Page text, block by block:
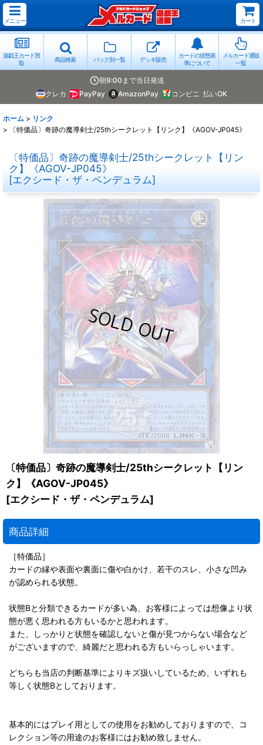
メニュー カート
遊戯王カード買
取
商品検索 パック別一覧 デッキ販売
カードの状態基
準について
メルカード通販
一覧
朝9:00まで当日発送
クレカ
PayPay AmazonPay コンビニ 払いOK
ホーム > リンク
>
〔特価品〕奇跡の魔導剣士/25thシークレット【リンク】《AGOV-JP045》
〔特価品〕奇跡の魔導剣士/25thシークレット【リン
ク】《AGOV-JP045》
[エクシード・ザ・ペンデュラム]
〔特価品〕奇跡の魔導剣士/25thシークレット【リン
ク】《AGOV-JP045》
[エクシード・ザ・ペンデュラム]
商品詳細
［特価品］
カードの縁や表面や裏面に傷や白かけ、若干のスレ、小さな凹み
が認められる状態。
状態Bと分類できるカードが多い為、お客様によっては想像より状
態が悪く思われる方もいるかと思われます。
また、しっかりと状態を確認しないと傷が見つからない場合など
がございますので、綺麗だと思われる方もいらっしゃいます。
どちらも当店の判断基準によりキズ扱いしているため、いずれも
等しく状態Bとしております。
基本的にはプレイ用としての使用をお勧めしておりますので、コ
レクション等の用途のお客様にはお勧め致しません。